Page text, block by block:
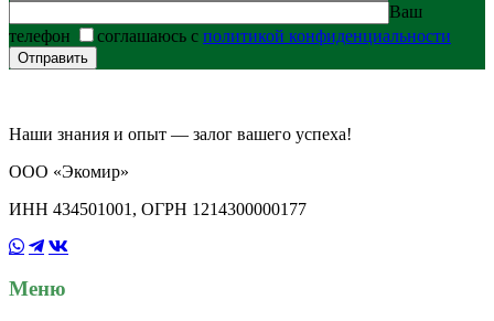
Ваш
телефон
соглашаюсь с политикой конфиденциальности
Наши знания и опыт — залог вашего успеха!
ООО «Экомир»
ИНН 434501001, ОГРН 1214300000177
Меню